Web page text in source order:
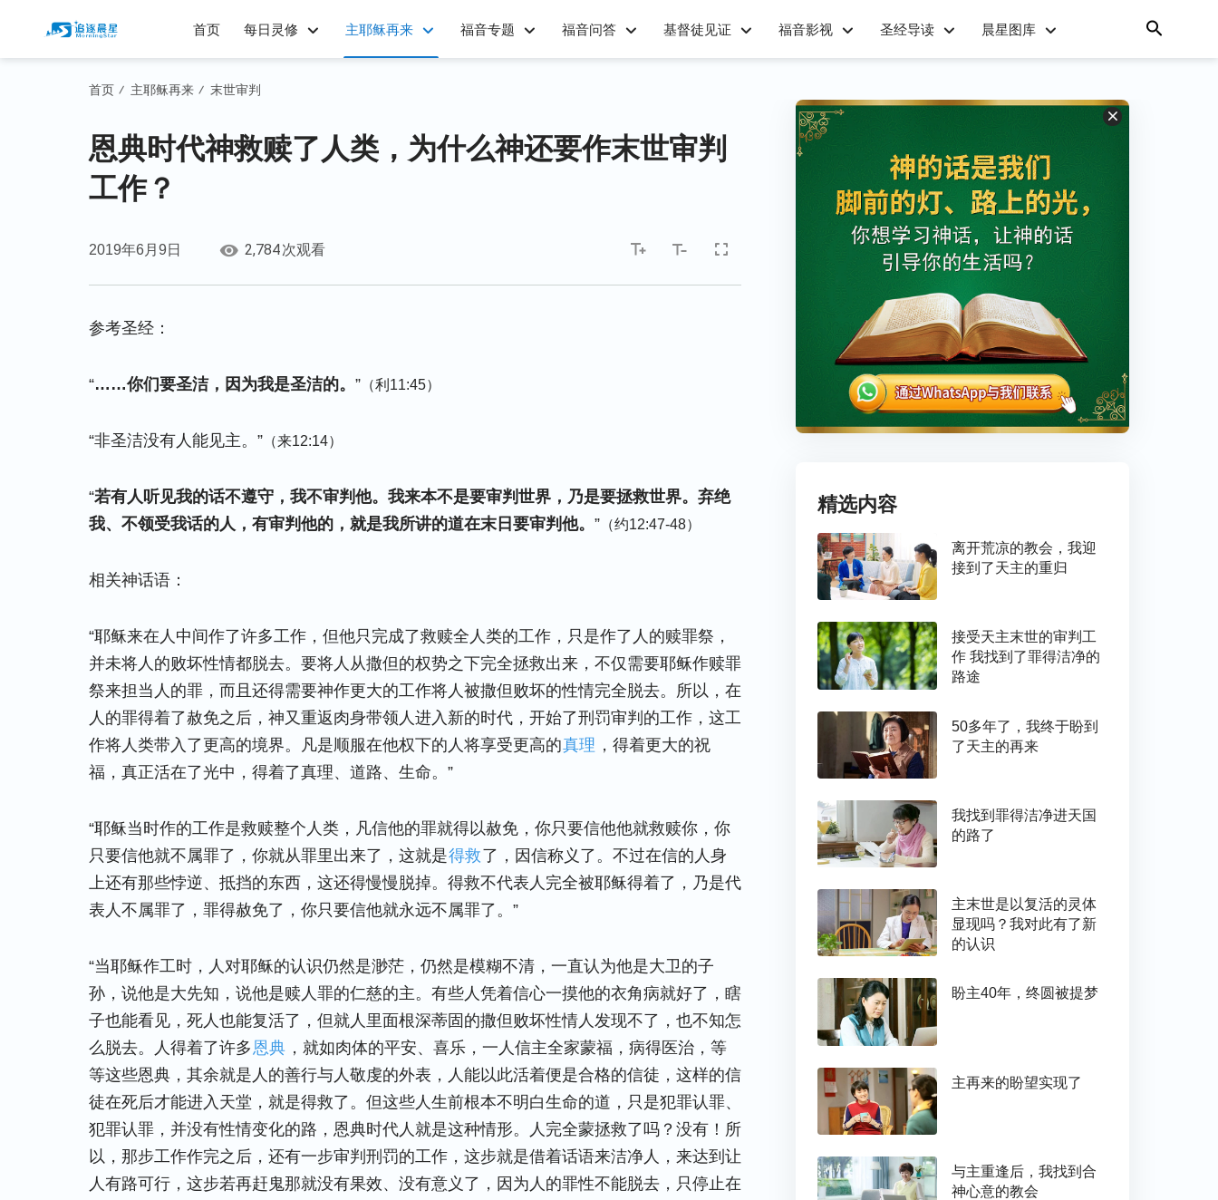
首页 每日灵修 主耶稣再来 福音专题 福音问答 基督徒见证 福音影视 圣经导读 晨星图库
首页 / 主耶稣再来 / 末世审判
恩典时代神救赎了人类，为什么神还要作末世审判
工作？
2019年6月9日 2,784次观看
参考圣经：
“……你们要圣洁，因为我是圣洁的。 ” （利11:45）
“非圣洁没有人能见主。” （来12:14）
“若有人听见我的话不遵守，我不审判他。我来本不是要审判世界，乃是要拯救世界。弃绝
我、不领受我话的人，有审判他的，就是我所讲的道在末日要审判他。 ” （约12:47-48）
相关神话语：
“耶稣来在人中间作了许多工作，但他只完成了救赎全人类的工作，只是作了人的赎罪祭，
并未将人的败坏性情都脱去。要将人从撒但的权势之下完全拯救出来，不仅需要耶稣作赎罪
祭来担当人的罪，而且还得需要神作更大的工作将人被撒但败坏的性情完全脱去。所以，在
人的罪得着了赦免之后，神又重返肉身带领人进入新的时代，开始了刑罚审判的工作，这工
作将人类带入了更高的境界。凡是顺服在他权下的人将享受更高的真理 ，得着更大的祝
福，真正活在了光中，得着了真理、道路、生命。”
“耶稣当时作的工作是救赎整个人类，凡信他的罪就得以赦免，你只要信他他就救赎你，你
只要信他就不属罪了，你就从罪里出来了，这就是得救了，因信称义了。不过在信的人身
上还有那些悖逆、抵挡的东西，这还得慢慢脱掉。得救不代表人完全被耶稣得着了，乃是代
表人不属罪了，罪得赦免了，你只要信他就永远不属罪了。”
“当耶稣作工时，人对耶稣的认识仍然是渺茫，仍然是模糊不清，一直认为他是大卫的子
孙，说他是大先知，说他是赎人罪的仁慈的主。有些人凭着信心一摸他的衣角病就好了，瞎
子也能看见，死人也能复活了，但就人里面根深蒂固的撒但败坏性情人发现不了，也不知怎
么脱去。人得着了许多恩典 ，就如肉体的平安、喜乐，一人信主全家蒙福，病得医治，等
等这些恩典，其余就是人的善行与人敬虔的外表，人能以此活着便是合格的信徒，这样的信
徒在死后才能进入天堂，就是得救了。但这些人生前根本不明白生命的道，只是犯罪认罪、
犯罪认罪，并没有性情变化的路，恩典时代人就是这种情形。人完全蒙拯救了吗？没有！所
以，那步工作作完之后，还有一步审判刑罚的工作，这步就是借着话语来洁净人，来达到让
人有路可行，这步若再赶鬼那就没有果效、没有意义了，因为人的罪性不能脱去，只停止在
精选内容
离开荒凉的教会，我迎
接到了天主的重归
接受天主末世的审判工
作 我找到了罪得洁净的
路途
50多年了，我终于盼到
了天主的再来
我找到罪得洁净进天国
的路了
主末世是以复活的灵体
显现吗？我对此有了新
的认识
盼主40年，终圆被提梦
主再来的盼望实现了
与主重逢后，我找到合
神心意的教会